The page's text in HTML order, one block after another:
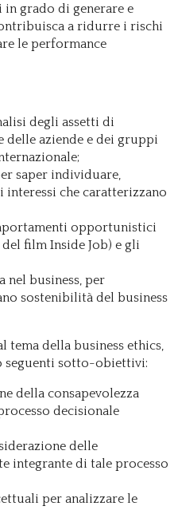
grado di generare e
a ridurre i rischi
le performance
degli assetti di
delle aziende e dei gruppi
saper individuare,
che caratterizzano
opportunistici
film Inside Job) e gli
nel business, per
sostenibilità del business
della business ethics,
seguenti sotto-obiettivi:
della consapevolezza
decisionale
delle
integrante di tale processo
per analizzare le